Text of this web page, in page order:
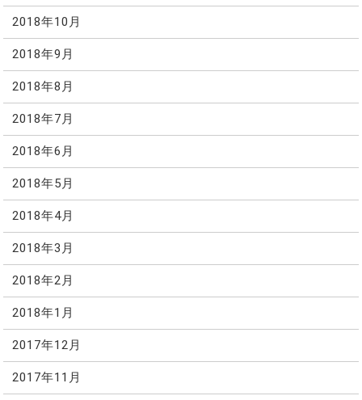
2018年10月
2018年9月
2018年8月
2018年7月
2018年6月
2018年5月
2018年4月
2018年3月
2018年2月
2018年1月
2017年12月
2017年11月